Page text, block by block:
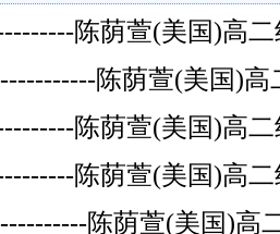
陈荫萱(美国)高
陈荫萱(美国)高
陈荫萱(美国)高
陈荫萱(美国)高
陈荫萱(美国)高